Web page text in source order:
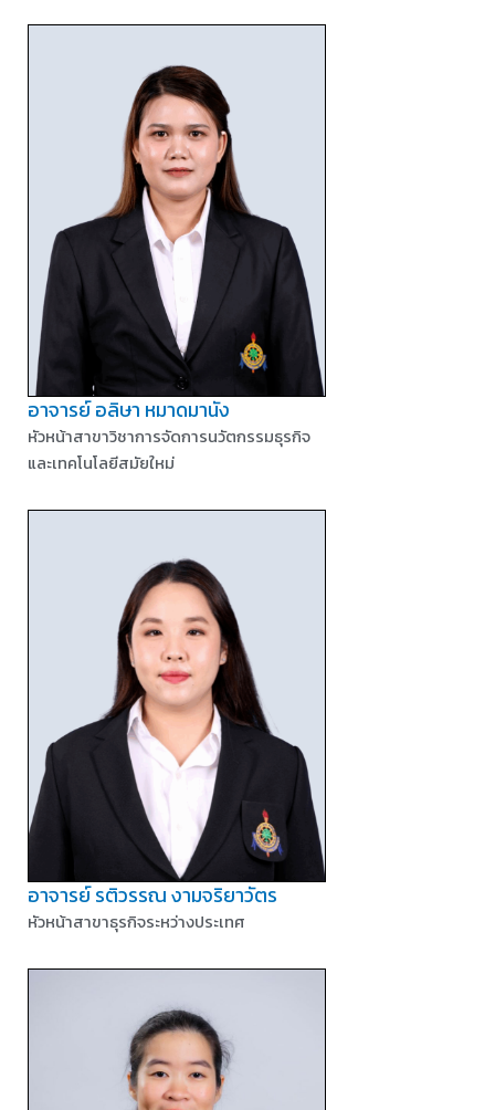
อาจารย์ อลิษา หมาดมานัง
หัวหน้าสาขาวิชาการจัดการนวัตกรรมธุรกิจ
และเทคโนโลยีสมัยใหม่
อาจารย์ รติวรรณ งามจริยาวัตร
หัวหน้าสาขาธุรกิจระหว่างประเทศ